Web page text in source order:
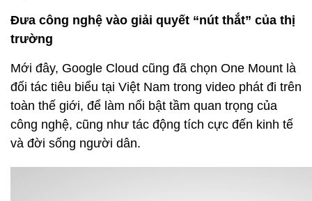
Đưa công nghệ vào giải quyết “nút thắt” của thị
trường
Mới đây, Google Cloud cũng đã chọn One Mount là
đối tác tiêu biểu tại Việt Nam trong video phát đi trên
toàn thế giới, để làm nổi bật tầm quan trọng của
công nghệ, cũng như tác động tích cực đến kinh tế
và đời sống người dân.